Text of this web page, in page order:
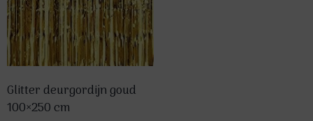
Glitter deurgordijn goud
100×250 cm